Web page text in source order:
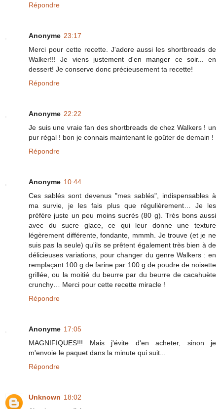
Répondre
Anonyme 23:17
Merci pour cette recette. J'adore aussi les shortbreads de
Walker!!! Je viens justement d'en manger ce soir... en
dessert! Je conserve donc précieusement ta recette!
Répondre
Anonyme 22:22
Je suis une vraie fan des shortbreads de chez Walkers ! un
pur régal ! bon je connais maintenant le goûter de demain !
Répondre
Anonyme 10:44
Ces sablés sont devenus "mes sablés", indispensables à
ma survie, je les fais plus que régulièrement… Je les
préfère juste un peu moins sucrés (80 g). Très bons aussi
avec du sucre glace, ce qui leur donne une texture
légèrement différente, fondante, mmmh. Je trouve (et je ne
suis pas la seule) qu'ils se prêtent également très bien à de
délicieuses variations, pour changer du genre Walkers : en
remplaçant 100 g de farine par 100 g de poudre de noisette
grillée, ou la moitié du beurre par du beurre de cacahuète
crunchy… Merci pour cette recette miracle !
Répondre
Anonyme 17:05
MAGNIFIQUES!!! Mais j'évite d'en acheter, sinon je
m'envoie le paquet dans la minute qui suit...
Répondre
Unknown 18:02